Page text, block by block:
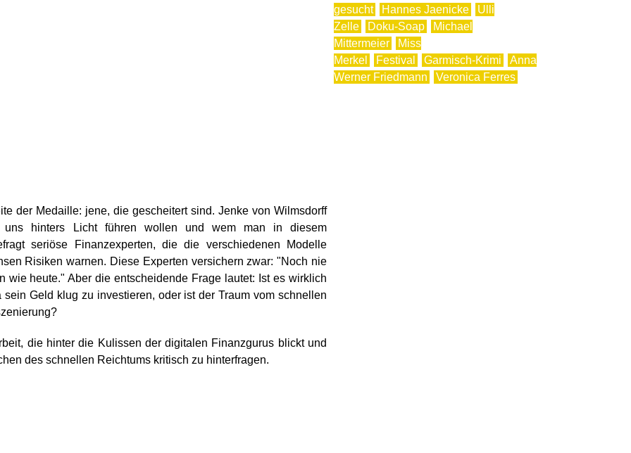
der Medaille: jene, die gescheitert sind. Jenke von Wilmsdorff
hinters Licht führen wollen und wem man in diesem
seriöse Finanzexperten, die die verschiedenen Modelle
Risiken warnen. Diese Experten versichern zwar: "Noch nie
heute." Aber die entscheidende Frage lautet: Ist es wirklich
Geld klug zu investieren, oder ist der Traum vom schnellen
die hinter die Kulissen der digitalen Finanzgurus blickt und
des schnellen Reichtums kritisch zu hinterfragen.
gesucht
Hannes Jaenicke
Ulli
Zelle
Doku-Soap
Michael
Mittermeier
Miss
Merkel
Festival Garmisch-Krimi
Anna
Werner Friedmann
Veronica Ferres